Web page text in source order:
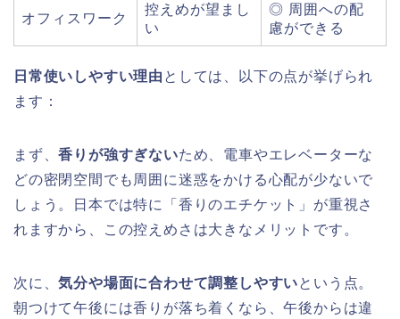
オフィスワーク
控えめが望まし
い
◎ 周囲への配
慮ができる
日常使いしやすい理由 としては、以下の点が挙げられ
ます：
まず、香りが強すぎないため、電車やエレベーターな
どの密閉空間でも周囲に迷惑をかける心配が少ないで
しょう。日本では特に「香りのエチケット」が重視さ
れますから、この控えめさは大きなメリットです。
次に、気分や場面に合わせて調整しやすいという点。
朝つけて午後には香りが落ち着くなら、午後からは違